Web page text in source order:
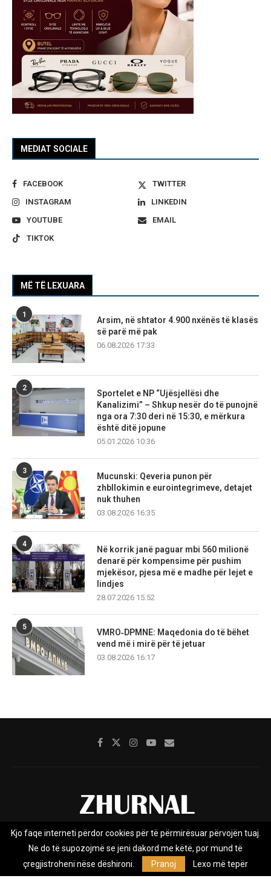
MEDIAT SOCIALE
FACEBOOK
TWITTER
INSTAGRAM
LINKEDIN
YOUTUBE
EMAIL
TIKTOK
MË TË LEXUARA
1
Arsim, në shtator 4.900 nxënës të klasës
së parë më pak
06.08.2026 17:33
2
Sportelet e NP “Ujësjellësi dhe
Kanalizimi” – Shkup nesër do të punojnë
nga ora 7:30 deri në 15:30, e mërkura
është ditë jopune
05.01.2026 10:36
3
Mucunski: Qeveria punon për
zhbllokimin e eurointegrimeve, detajet
nuk thuhen
03.08.2026 16:35
4
Në korrik janë paguar mbi 560 milionë
denarë për kompensime për pushim
mjekësor, pjesa më e madhe për lejet e
lindjes
28.07.2026 15:52
5
VMRO‑DPMNE: Maqedonia do të bëhet
vend më i mirë për të jetuar
03.08.2026 16:17
Rreth nesh Impresumi Marketing
Kontakt
Privacy Policy
Zhurnal.mk është Agjenci e Lajmeve e pavarur, e themeluar në vitin
Kjo faqe interneti përdor cookies për të përmirësuar përvojën tuaj.
Ne do të supozojmë se jeni dakord me këtë, por mund të
çregjistroheni nëse dëshironi.
Pranoj Lexo më tepër